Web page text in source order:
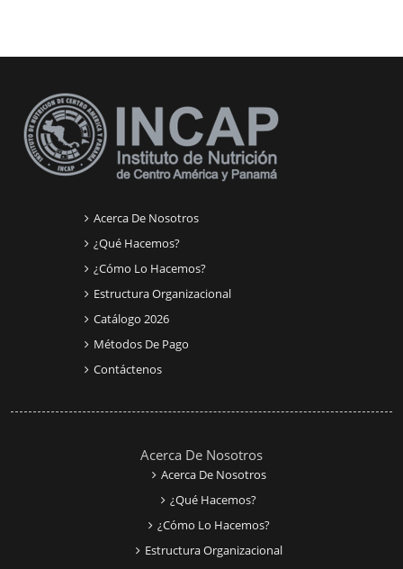
Bloques suplementarios
Acerca De Nosotros
¿Qué Hacemos?
¿Cómo Lo Hacemos?
Estructura Organizacional
Catálogo 2026
Métodos De Pago
Contáctenos
Acerca De Nosotros
Acerca De Nosotros
¿Qué Hacemos?
¿Cómo Lo Hacemos?
Estructura Organizacional